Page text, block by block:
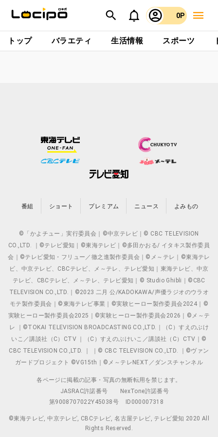
0P
トップ バラエティ 生活情報 スポーツ
番組 ショート プレミアム ニュース よみもの
©「かよチュー」実行委員会｜©中京テレビ｜© CBC TELEVISION
CO.,LTD. ｜©テレビ愛知｜©東海テレビ｜©多田かおる/ イタキス製作委員
会｜©テレビ愛知・フリュー／徹之進製作委員会｜©メ～テレ｜©東海テレ
ビ、中京テレビ、CBCテレビ、メ～テレ、テレビ愛知｜東海テレビ、中京
テレビ、CBCテレビ、メ～テレ、テレビ愛知｜© Studio Ghibli｜©CBC
TELEVISION CO.,LTD.｜©2023 二月 公/KADOKAWA/声優ラジオのウラオ
モテ製作委員会｜©東海テレビ事業｜©実験ヒーロー製作委員会2024｜©
実験ヒーロー製作委員会2025｜©実験ヒーロー製作委員会2026｜©メ～テ
レ ｜©TOKAI TELEVISION BROADCASTING CO.,LTD.｜（C）すえのぶけ
いこ／講談社（C）CTV ｜（C）すえのぶけいこ／講談社（C）CTV｜©
CBC TELEVISION CO.,LTD. ｜ ｜© CBC TELEVISION CO.,LTD. ｜©ヴァン
ガードプロジェクト ©VG15th｜©メ～テレNEXT／ダンスチャンネル
各ページに掲載の記事・写真の無断転用を禁じます。
JASRAC許諾番号
NexTone許諾番号
第9008707022Y45038号
ID000007318
©東海テレビ, 中京テレビ, CBCテレビ, 名古屋テレビ, テレビ愛知 2020 All
Rights Reserved.